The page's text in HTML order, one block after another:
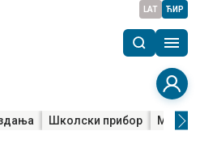
LAT ЋИР
Школски прибор Мала